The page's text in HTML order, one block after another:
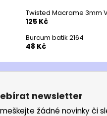
Twisted Macrame 3mm
125 Kč
Burcum batik 2164
48 Kč
newsletter
žádné novinky či